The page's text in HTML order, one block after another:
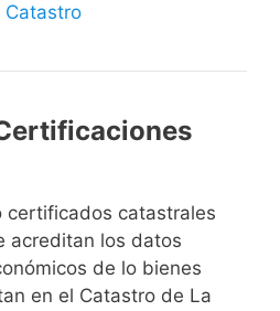
Catastro
certificados catastrales
acreditan los datos
de lo bienes
en el Catastro de La